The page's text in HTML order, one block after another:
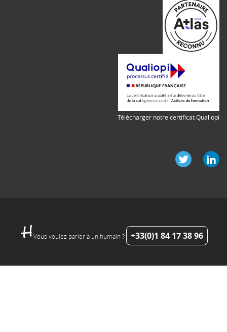
Télécharger notre certificat Qualiopi
Vous voulez parler à un humain ? +33(0)1 84 17 38 96